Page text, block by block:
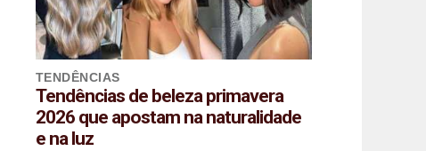
TENDÊNCIAS
Tendências de beleza primavera
2026 que apostam na naturalidade
e na luz